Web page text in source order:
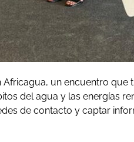
Africagua, un encuentro
del agua y las energías
de contacto y captar